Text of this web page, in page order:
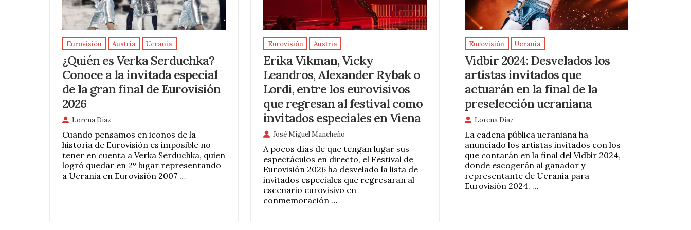
Eurovisión Austria Ucrania
¿Quién es Verka Serduchka?
Conoce a la invitada especial
de la gran final de Eurovisión
2026
Lorena Díaz
Cuando pensamos en iconos de la
historia de Eurovisión es imposible no
tener en cuenta a Verka Serduchka, quien
logró quedar en 2º lugar representando
a Ucrania en Eurovisión 2007 …
Eurovisión Austria
Erika Vikman, Vicky
Leandros, Alexander Rybak o
Lordi, entre los eurovisivos
que regresan al festival como
invitados especiales en Viena
José Miguel Mancheño
A pocos días de que tengan lugar sus
espectáculos en directo, el Festival de
Eurovisión 2026 ha desvelado la lista de
invitados especiales que regresaran al
escenario eurovisivo en
conmemoración …
Eurovisión Ucrania
Vidbir 2024: Desvelados los
artistas invitados que
actuarán en la final de la
preselección ucraniana
Lorena Díaz
La cadena pública ucraniana ha
anunciado los artistas invitados con los
que contarán en la final del Vidbir 2024,
donde escogerán al ganador y
representante de Ucrania para
Eurovisión 2024. …